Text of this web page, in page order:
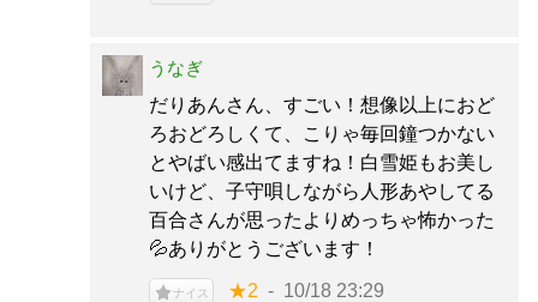
うなぎ
だりあんさん、すごい！想像以上におど
ろおどろしくて、こりゃ毎回鐘つかない
とやばい感出てますね！白雪姫もお美し
いけど、子守唄しながら人形あやしてる
百合さんが思ったよりめっちゃ怖かった
💦ありがとうございます！
ナイス ★2 10/18 23:29